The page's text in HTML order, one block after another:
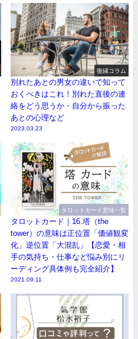
復縁コラム
別れたあとの男女の違いで知って
おくべきはこれ！別れた直後の連
絡をどう思うか・自分から振った
あとの心理など
2023.03.23
タロットカード意味一覧
タロットカード｜16.塔（the
tower）の意味は正位置「価値観変
化」逆位置「大混乱」【恋愛・相
手の気持ち・仕事など悩み別にリ
ーディング具体例も完全紹介】
2021.09.11